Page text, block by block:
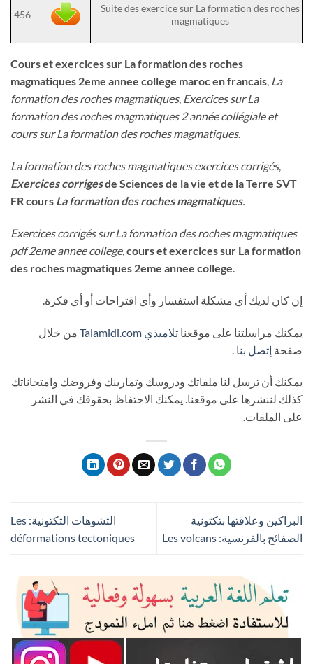
Suite des exercice sur La formation des roches
magmatiques
456
Cours et exercices sur La formation des roches
magmatiques 2eme annee college maroc en francais, La
formation des roches magmatiques, Exercices sur La
formation des roches magmatiques 2 année collégiale et
cours sur La formation des roches magmatiques.
La formation des roches magmatiques exercices corrigés,
Exercices corrigesde Sciences de la vie et de la Terre SVT
FR cours La formation des roches magmatiques.
Exercices corrigés sur La formation des roches magmatiques
pdf 2eme annee college,cours et exercices sur La formation
des roches magmatiques 2eme annee college.
إن كان لديك أي مشكلة استفسار وأي اقتراحات أو أي فكرة.
يمكنك مراسلتنا على موقعنا تلاميذي Talamidi.com من خلال
صفحة إتصل بنا
يمكنك أن ترسل لنا ملفاتك ودروسك وتمارينك وفروضك وامتحاناتك
كذلك لننشرها على موقعنا. يمكنك الاحتفاظ بحقوقك في النشر
على الملفات.
البراكين وعلاقتها بتكتونية
الصفائح بالفرنسية: Les volcans
التشوهات التكتونية: Les
déformations tectoniques